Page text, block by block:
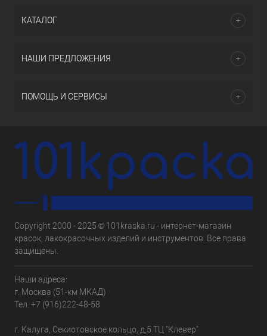
КАТАЛОГ
НАШИ ПРЕДЛОЖЕНИЯ
ПОМОЩЬ И СЕРВИСЫ
Copyright 2000 - 2025 © 101kraska.ru - интернет-магазин
красок, лакокрасочных изделий и инструментов. Все права
защищены.
Наши адреса:
г. Москва (51-км МКАД)
Тел. +7 (916)222-48-58
г. Калуга, Секиотовское кольцо, д,5 ТЦ "Клевер"